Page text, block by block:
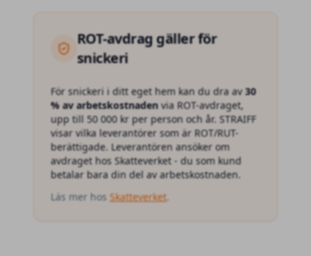
ROT-avdrag gäller för
snickeri
För snickeri i ditt eget hem kan du dra av30
% av arbetskostnadenvia ROT-avdraget,
upp till 50 000 kr per person och år. STRAIFF
visar vilka leverantörer som är ROT/RUT-
berättigade. Leverantören ansöker om
avdraget hos Skatteverket - du som kund
betalar bara din del av arbetskostnaden.
Läs mer hos Skatteverket.